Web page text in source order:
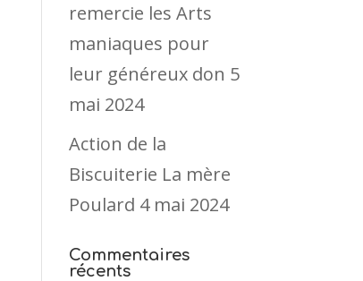
remercie les Arts
maniaques pour
leur généreux don 5
mai 2024
Action de la
Biscuiterie La mère
Poulard 4 mai 2024
Commentaires
récents